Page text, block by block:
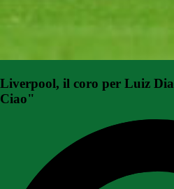
Liverpool, il coro per Luiz
Ciao"